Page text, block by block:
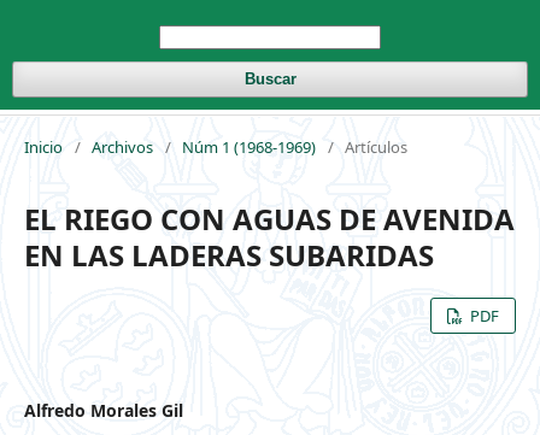
Buscar
Inicio / Archivos / Núm 1 (1968-1969) / Artículos
EL RIEGO CON AGUAS DE AVENIDA
EN LAS LADERAS SUBARIDAS
PDF
Alfredo Morales Gil